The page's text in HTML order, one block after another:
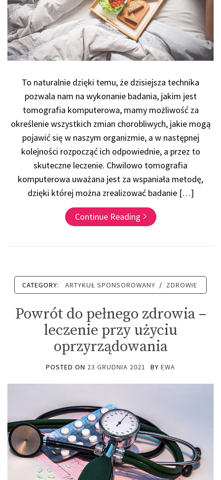
To naturalnie dzięki temu, że dzisiejsza technika
pozwala nam na wykonanie badania, jakim jest
tomografia komputerowa, mamy możliwość za
określenie wszystkich zmian chorobliwych, jakie mogą
pojawić się w naszym organizmie, a w następnej
kolejności rozpocząć ich odpowiednie, a przez to
skuteczne leczenie. Chwilowo tomografia
komputerowa uważana jest za wspaniała metodę,
dzięki której można zrealizować badanie […]
Continue Reading
CATEGORY: ARTYKUŁ SPONSOROWANY / ZDROWIE
Powrót do pełnego zdrowia –
leczenie przy użyciu
oprzyrządowania
POSTED ON 23 GRUDNIA 2021 BY EWA